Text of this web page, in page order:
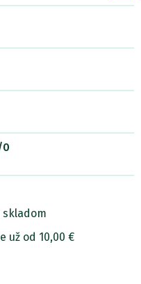
0
už od 10,00 €